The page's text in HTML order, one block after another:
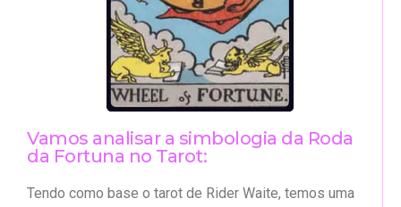
Vamos analisar a simbologia da Roda
da Fortuna no Tarot:
Tendo como base o tarot de Rider Waite, temos uma